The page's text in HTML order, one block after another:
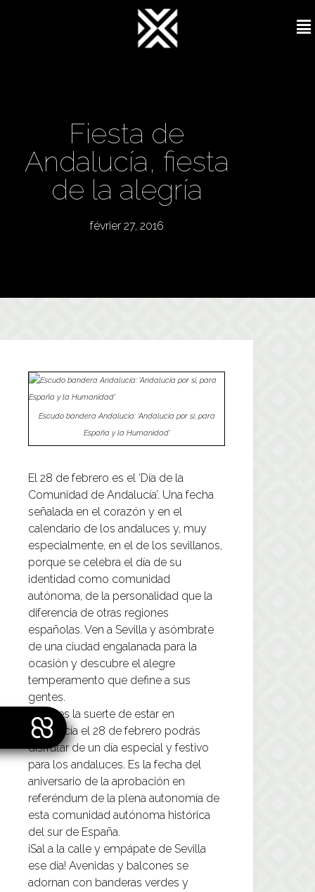
Fiesta de
Andalucía, fiesta
de la alegría
février 27, 2016
Escudo bandera Andalucía: ‘Andalucía por sí, para
España y la Humanidad’
El 28 de febrero es el ‘Día de la
Comunidad de Andalucía’. Una fecha
señalada en el corazón y en el
calendario de los andaluces y, muy
especialmente, en el de los sevillanos,
porque se celebra el día de su
identidad como comunidad
autónoma, de la personalidad que la
diferencia de otras regiones
españolas. Ven a Sevilla y asómbrate
de una ciudad engalanada para la
ocasión y descubre el alegre
temperamento que define a sus
gentes.
Si tienes la suerte de estar en
Andalucía el 28 de febrero podrás
disfrutar de un día especial y festivo
para los andaluces. Es la fecha del
aniversario de la aprobación en
referéndum de la plena autonomía de
esta comunidad autónoma histórica
del sur de España.
¡Sal a la calle y empápate de Sevilla
ese día! Avenidas y balcones se
adornan con banderas verdes y